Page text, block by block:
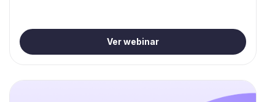
Ver webinar